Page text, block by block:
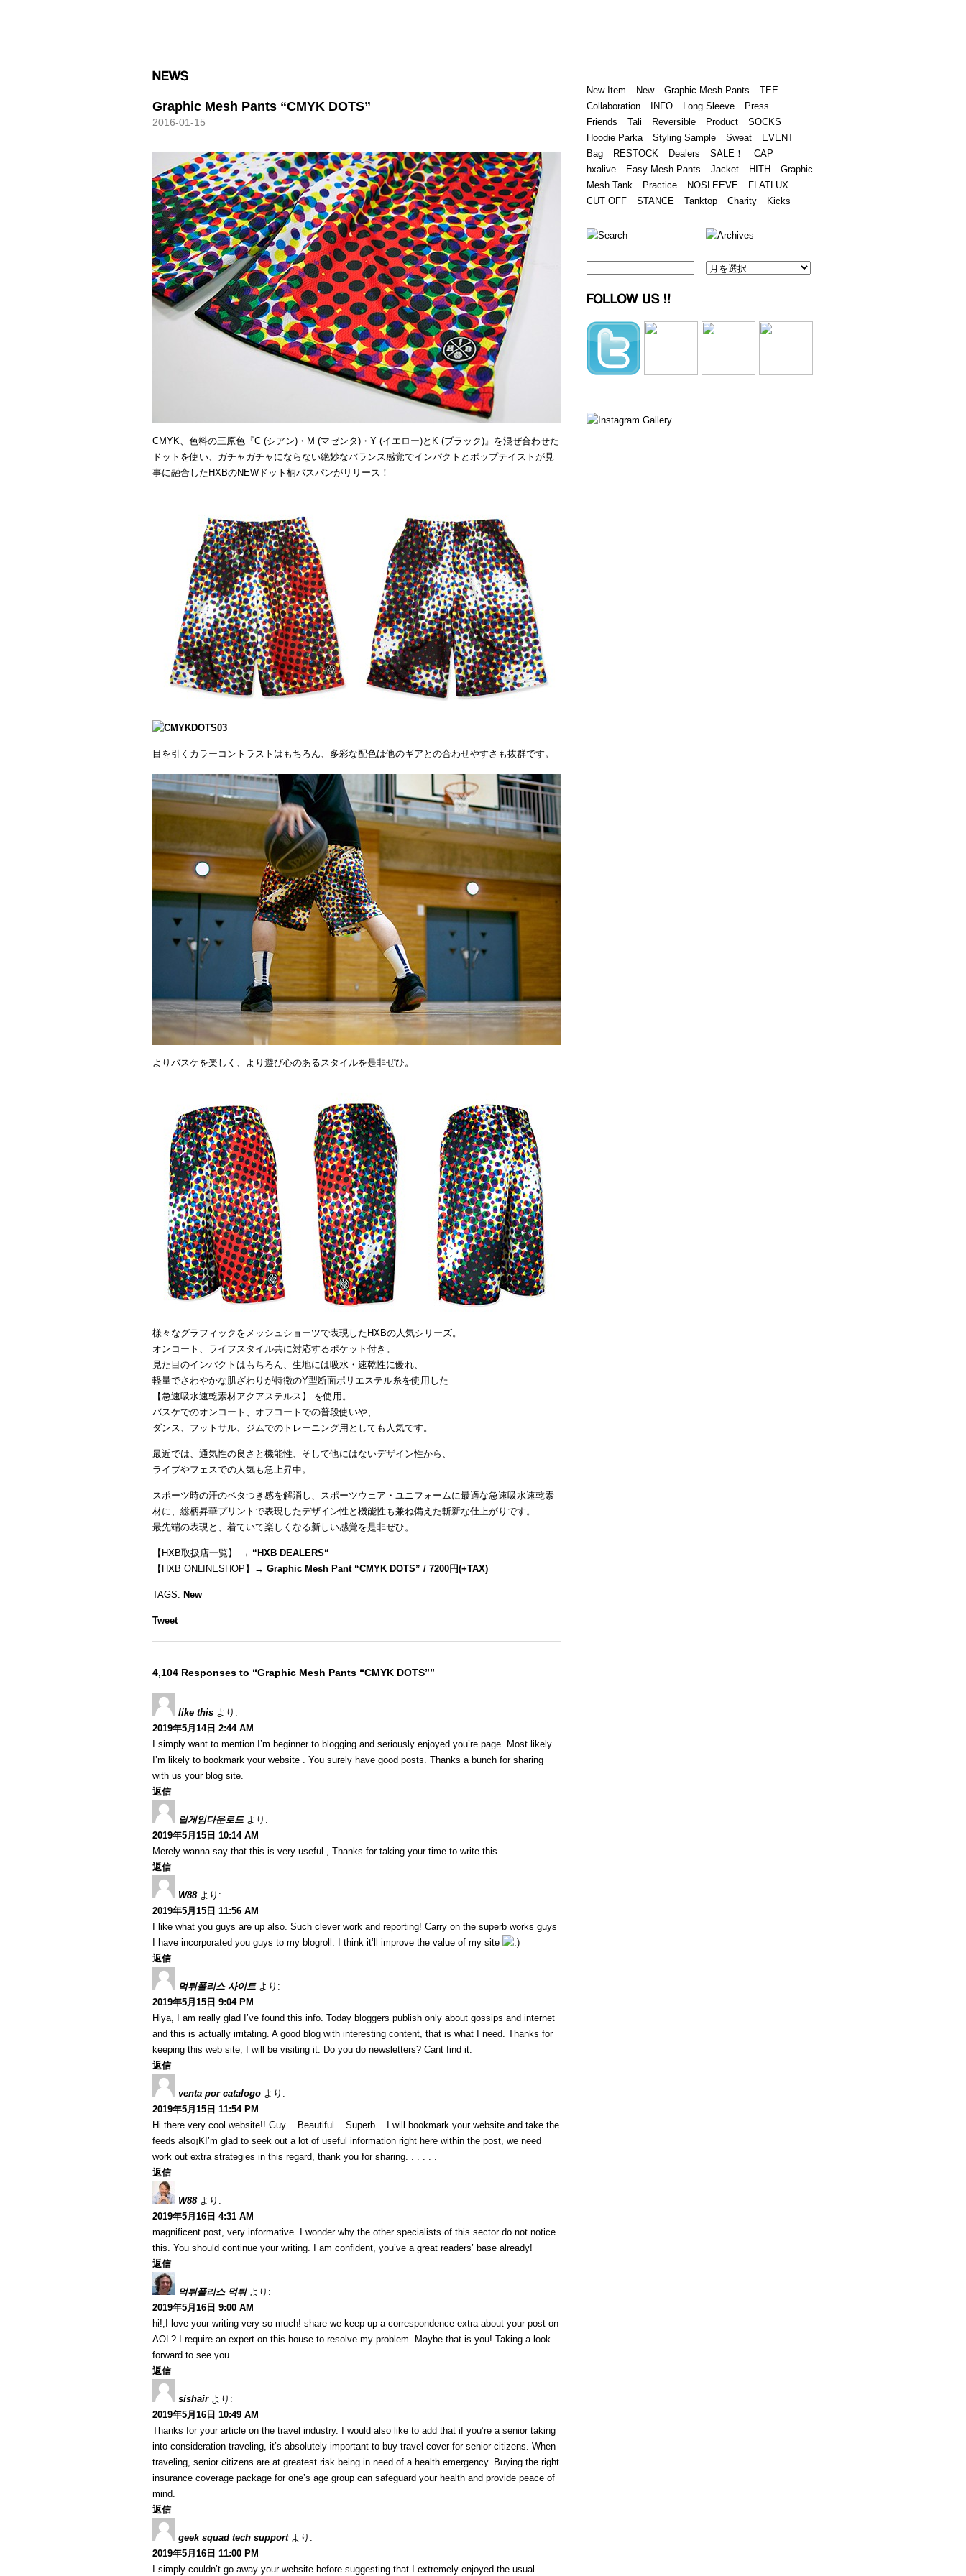
Graphic Mesh Pants “CMYK DOTS”
2016-01-15
CMYK、色料の三原色『C (シアン)・M (マゼンタ)・Y (イエロー)とK (ブラック)』を混ぜ合わせた
ドットを使い、ガチャガチャにならない絶妙なバランス感覚でインパクトとポップテイストが見
事に融合したHXBのNEWドット柄バスパンがリリース！
目を引くカラーコントラストはもちろん、多彩な配色は他のギアとの合わせやすさも抜群です。
よりバスケを楽しく、より遊び心のあるスタイルを是非ぜひ。
様々なグラフィックをメッシュショーツで表現したHXBの人気シリーズ。
オンコート、ライフスタイル共に対応するポケット付き。
見た目のインパクトはもちろん、生地には吸水・速乾性に優れ、
軽量でさわやかな肌ざわりが特徴のY型断面ポリエステル糸を使用した
【急速吸水速乾素材アクアステルス】 を使用。
バスケでのオンコート、オフコートでの普段使いや、
ダンス、フットサル、ジムでのトレーニング用としても人気です。
最近では、通気性の良さと機能性、そして他にはないデザイン性から、
ライブやフェスでの人気も急上昇中。
スポーツ時の汗のベタつき感を解消し、スポーツウェア・ユニフォームに最適な急速吸水速乾素
材に、総柄昇華プリントで表現したデザイン性と機能性も兼ね備えた斬新な仕上がりです。
最先端の表現と、着ていて楽しくなる新しい感覚を是非ぜひ。
【HXB取扱店一覧】 → “ HXB DEALERS“
【HXB ONLINESHOP】→ Graphic Mesh Pant “CMYK DOTS” / 7200円(+TAX)
TAGS: New
Tweet
4,104 Responses to “Graphic Mesh Pants “CMYK DOTS””
like this より:
2019年5月14日 2:44 AM
I simply want to mention I’m beginner to blogging and seriously enjoyed you’re page. Most likely
I’m likely to bookmark your website . You surely have good posts. Thanks a bunch for sharing
with us your blog site.
返信
릴게임다운로드 より:
2019年5月15日 10:14 AM
Merely wanna say that this is very useful , Thanks for taking your time to write this.
返信
W88 より:
2019年5月15日 11:56 AM
I like what you guys are up also. Such clever work and reporting! Carry on the superb works guys
I have incorporated you guys to my blogroll. I think it’ll improve the value of my site
返信
먹튀폴리스 사이트 より:
2019年5月15日 9:04 PM
Hiya, I am really glad I’ve found this info. Today bloggers publish only about gossips and internet
and this is actually irritating. A good blog with interesting content, that is what I need. Thanks for
keeping this web site, I will be visiting it. Do you do newsletters? Cant find it.
返信
venta por catalogo より:
2019年5月15日 11:54 PM
Hi there very cool website!! Guy .. Beautiful .. Superb .. I will bookmark your website and take the
feeds also¡KI’m glad to seek out a lot of useful information right here within the post, we need
work out extra strategies in this regard, thank you for sharing. . . . . .
返信
W88 より:
2019年5月16日 4:31 AM
magnificent post, very informative. I wonder why the other specialists of this sector do not notice
this. You should continue your writing. I am confident, you’ve a great readers’ base already!
返信
먹튀폴리스 먹튀 より:
2019年5月16日 9:00 AM
hi!,I love your writing very so much! share we keep up a correspondence extra about your post on
AOL? I require an expert on this house to resolve my problem. Maybe that is you! Taking a look
forward to see you.
返信
sishair より:
2019年5月16日 10:49 AM
Thanks for your article on the travel industry. I would also like to add that if you’re a senior taking
into consideration traveling, it’s absolutely important to buy travel cover for senior citizens. When
traveling, senior citizens are at greatest risk being in need of a health emergency. Buying the right
insurance coverage package for one’s age group can safeguard your health and provide peace of
mind.
返信
geek squad tech support より:
2019年5月16日 11:00 PM
I simply couldn’t go away your website before suggesting that I extremely enjoyed the usual
New Item New Graphic Mesh Pants
TEE
Collaboration
INFO Long Sleeve
Press
Friends
Tali Reversible Product
SOCKS
Hoodie Parka
Styling Sample Sweat
EVENT
Bag
RESTOCK Dealers SALE！
CAP
hxalive
Easy Mesh Pants Jacket HITH
Graphic
Mesh Tank
Practice NOSLEEVE
FLATLUX
CUT OFF
STANCE Tanktop Charity Kicks